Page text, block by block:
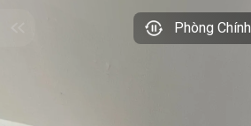
Phòng Chính